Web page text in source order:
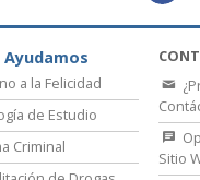
Ayudamos
a la Felicidad
de Estudio
Criminal
Sitio